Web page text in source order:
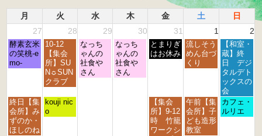
月 火 水 木 金 土
日
27
28 29 30 31 1 2
月
曜
日,
7
t
h
2
酵素玄米
の笑桃-e
mo-
火
曜
日,
7
月
8
t
h
10-12
【集会
所】SU
N☼SUN
クラブ
水
曜
日,
7
なっち
ゃんの
社食や
さん
木
曜
日,
7
なっち
ゃんの
社食や
さん
金
曜
s
t
2
とまりぎ
はお休み
土
曜
日,
s
t
2
0
流しそう
めん台づ
くり
日
曜
日,
8
月
2
n
d
2
【和室・
蔵】終
日 デジ
タルデト
ックスの
会
月
曜
日,
7
終日【集
会所】み
ずのか・
ほしのね
火
曜
kouji nic
o
金
曜
日,
7
【集会
所】9-12
時 竹籠
ワークシ
土
曜
日,
8
午前【集
会所】子
ども造形
教室
日
曜
カフェ・
ルリエ